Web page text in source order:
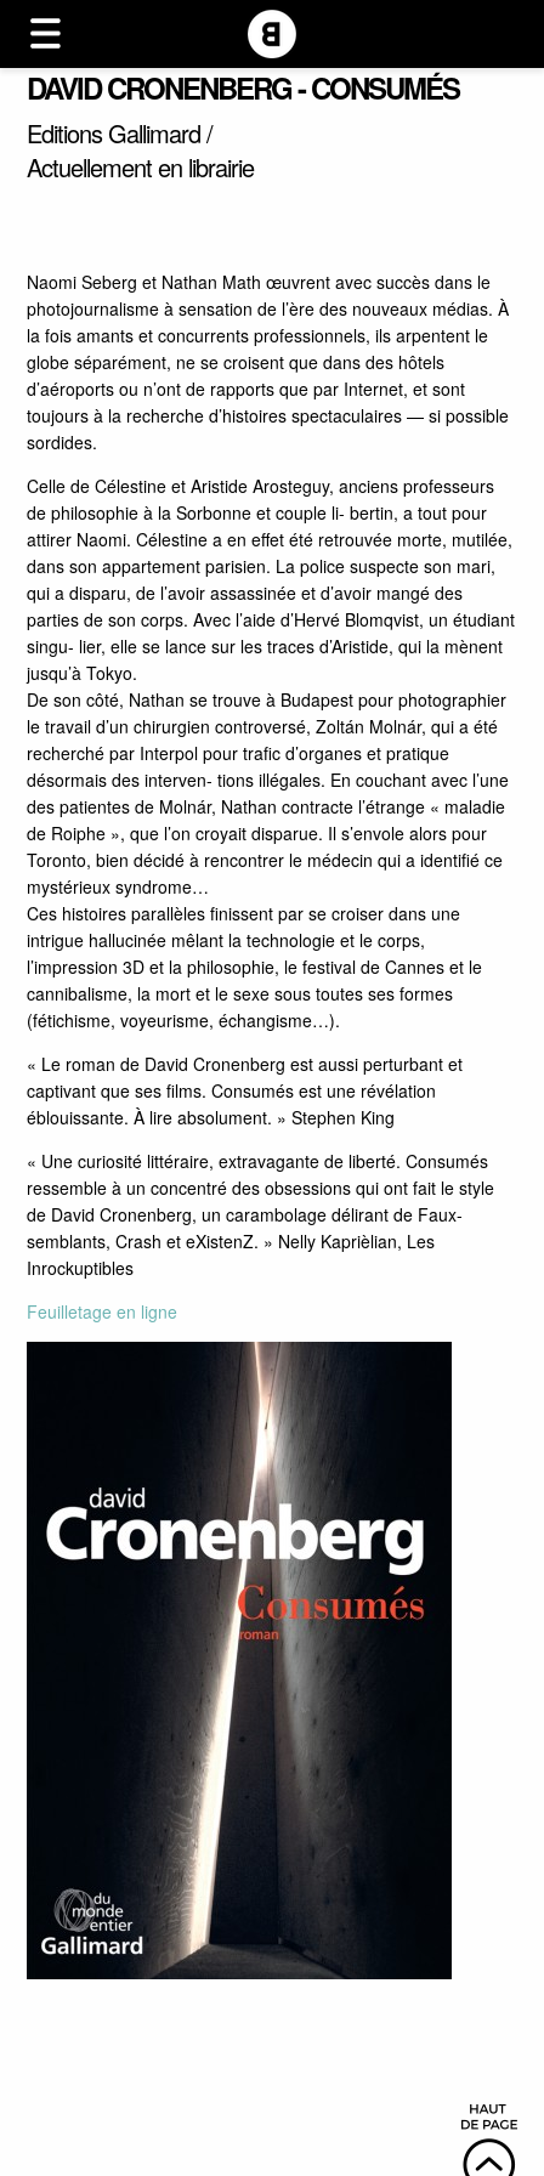
DAVID CRONENBERG - CONSUMÉS
Editions Gallimard /
Actuellement en librairie
Naomi Seberg et Nathan Math œuvrent avec succès dans le
photojournalisme à sensation de l’ère des nouveaux médias. À
la fois amants et concurrents professionnels, ils arpentent le
globe séparément, ne se croisent que dans des hôtels
d’aéroports ou n’ont de rapports que par Internet, et sont
toujours à la recherche d’histoires spectaculaires — si possible
sordides.
Celle de Célestine et Aristide Arosteguy, anciens professeurs
de philosophie à la Sorbonne et couple li- bertin, a tout pour
attirer Naomi. Célestine a en effet été retrouvée morte, mutilée,
dans son appartement parisien. La police suspecte son mari,
qui a disparu, de l’avoir assassinée et d’avoir mangé des
parties de son corps. Avec l’aide d’Hervé Blomqvist, un étudiant
singu- lier, elle se lance sur les traces d’Aristide, qui la mènent
jusqu’à Tokyo.
De son côté, Nathan se trouve à Budapest pour photographier
le travail d’un chirurgien controversé, Zoltán Molnár, qui a été
recherché par Interpol pour trafic d’organes et pratique
désormais des interven- tions illégales. En couchant avec l’une
des patientes de Molnár, Nathan contracte l’étrange « maladie
de Roiphe », que l’on croyait disparue. Il s’envole alors pour
Toronto, bien décidé à rencontrer le médecin qui a identifié ce
mystérieux syndrome…
Ces histoires parallèles finissent par se croiser dans une
intrigue hallucinée mêlant la technologie et le corps,
l’impression 3D et la philosophie, le festival de Cannes et le
cannibalisme, la mort et le sexe sous toutes ses formes
(fétichisme, voyeurisme, échangisme…).
« Le roman de David Cronenberg est aussi perturbant et
captivant que ses films. Consumés est une révélation
éblouissante. À lire absolument. » Stephen King
« Une curiosité littéraire, extravagante de liberté. Consumés
ressemble à un concentré des obsessions qui ont fait le style
de David Cronenberg, un carambolage délirant de Faux-
semblants, Crash et eXistenZ. » Nelly Kaprièlian, Les
Inrockuptibles
Feuilletage en ligne